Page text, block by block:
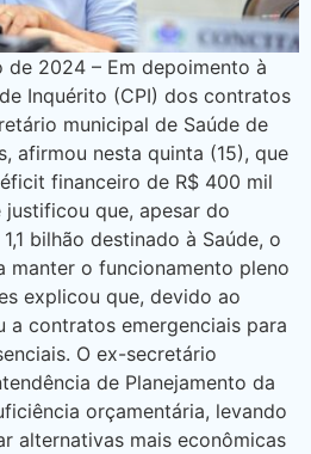
de 2024 – Em depoimento à
Inquérito (CPI) dos contratos
municipal de Saúde de
afirmou nesta quinta (15), que
financeiro de R$ 400 mil
que, apesar do
bilhão destinado à Saúde, o
manter o funcionamento pleno
explicou que, devido ao
a contratos emergenciais para
O ex-secretário
de Planejamento da
orçamentária, levando
alternativas mais econômicas